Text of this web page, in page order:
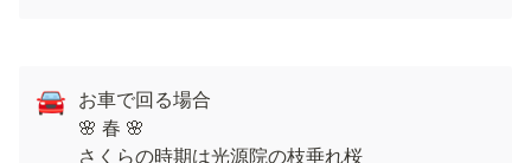
🚘 お車で回る場合
🌸 春 🌸
さくらの時期は光源院の枝垂れ桜